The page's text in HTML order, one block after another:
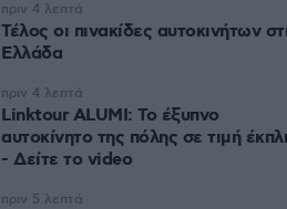
Τέλος οι πινακίδες αυτοκινήτων
Ελλάδα
πριν 4 λεπτά
Linktour ALUMI: Το έξυπνο
αυτοκίνητο της πόλης σε τιμή
- Δείτε το video
πριν 4 λεπτά
πριν 5 λεπτά